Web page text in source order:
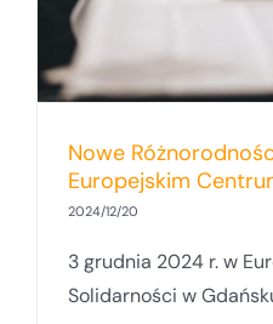
Nowe
Europejskim
2024/12/20
3 grudnia 2024 r. w
Solidarności w